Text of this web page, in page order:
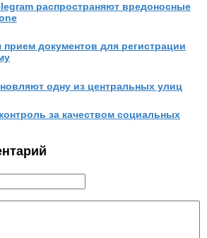
распространяют вредоносные
документов для регистрации
одну из центральных улиц
за качеством социальных